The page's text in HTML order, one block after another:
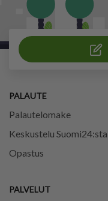
PALAUTE
Palautelomake
Keskustelu Suomi24:sta
Opastus
PALVELUT